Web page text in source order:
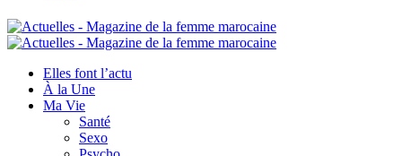
Elles font l’actu
À la Une
Ma Vie
Santé
Sexo